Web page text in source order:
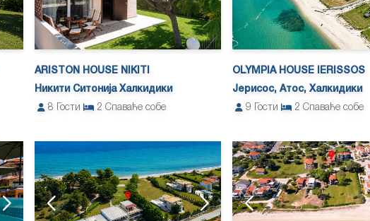
ARISTON HOUSE NIKITI
Никити Ситонија Халкидики
8
Гости 2 Спаваће собе
OLYMPIA HOUSE IERISSOS
Јерисос, Атос, Халкидики
9
Гости 2 Спаваће собе